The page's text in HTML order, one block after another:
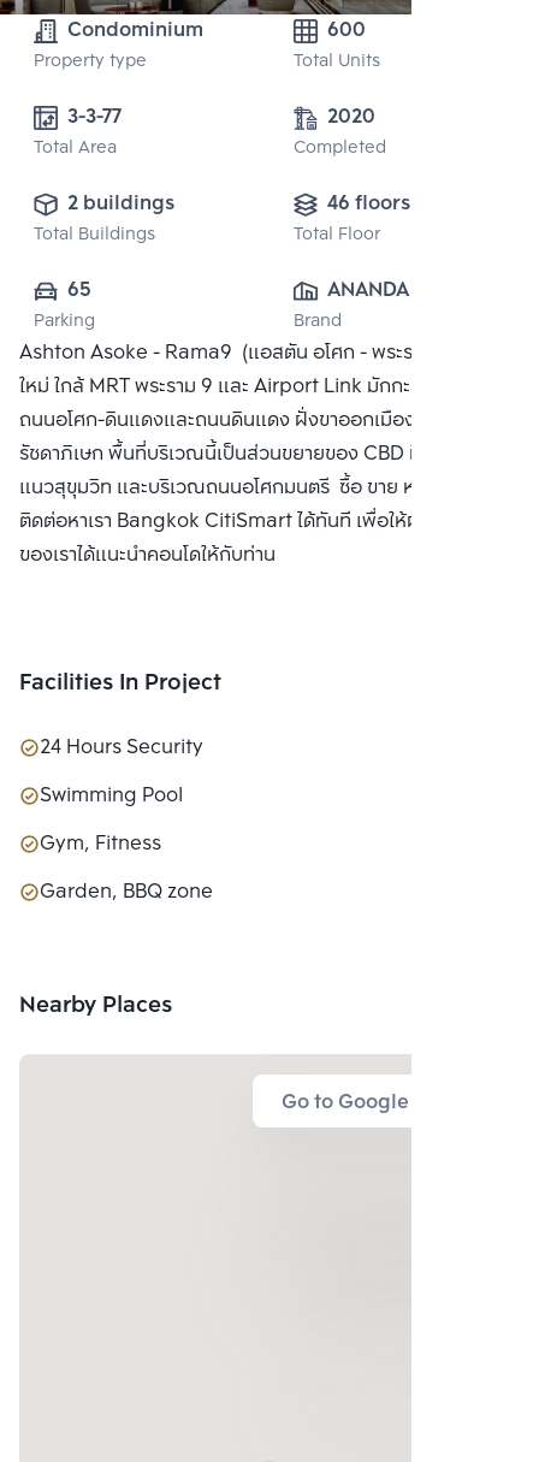
Condominium
Property type
600
Total Units
3-3-77
Total Area
2020
Completed
2 buildings
Total Buildings
46 floors
Total Floor
65
Parking
ANANDA
DEVELOPMENT
PUBLIC CO.,
LTD.
Brand
Ashton Asoke - Rama9 (แอสตัน อโศก - พระราม9) คอนโด
ใหม่ ใกล้ MRT พระราม 9 และ Airport Link มักกะสัน อยู่ติด
ถนนอโศก-ดินแดงและถนนดินแดง ฝั่งขาออกเมือง มุ่งหน้าไป
รัชดาภิเษก พื้นที่บริเวณนี้เป็นส่วนขยายของ CBD ที่ออกมาจาก
แนวสุขุมวิท และบริเวณถนนอโศกมนตรี ซื้อ ขาย หรือ เช่า
ติดต่อหาเรา Bangkok CitiSmart ได้ทันที เพื่อให้ผู้เชี่ยวชาญ
ของเราได้แนะนำคอนโดให้กับท่าน
Facilities In Project
24 Hours Security
Swimming Pool
Gym, Fitness
Garden, BBQ zone
Nearby Places
Go to Google Map